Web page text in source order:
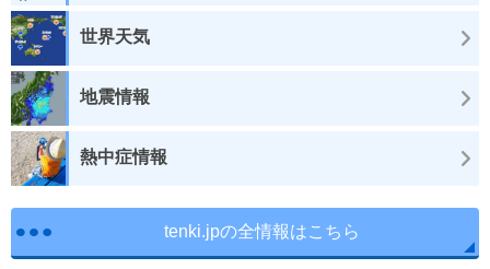
世界天気
地震情報
熱中症情報
tenki.jpの全情報はこちら